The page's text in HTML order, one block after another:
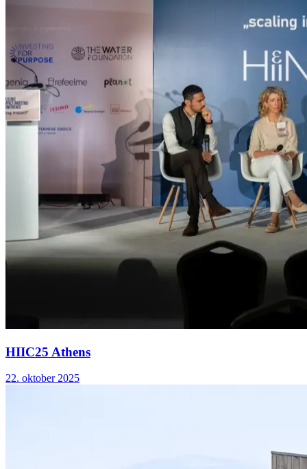
HIIC25 Athens
22. oktober 2025